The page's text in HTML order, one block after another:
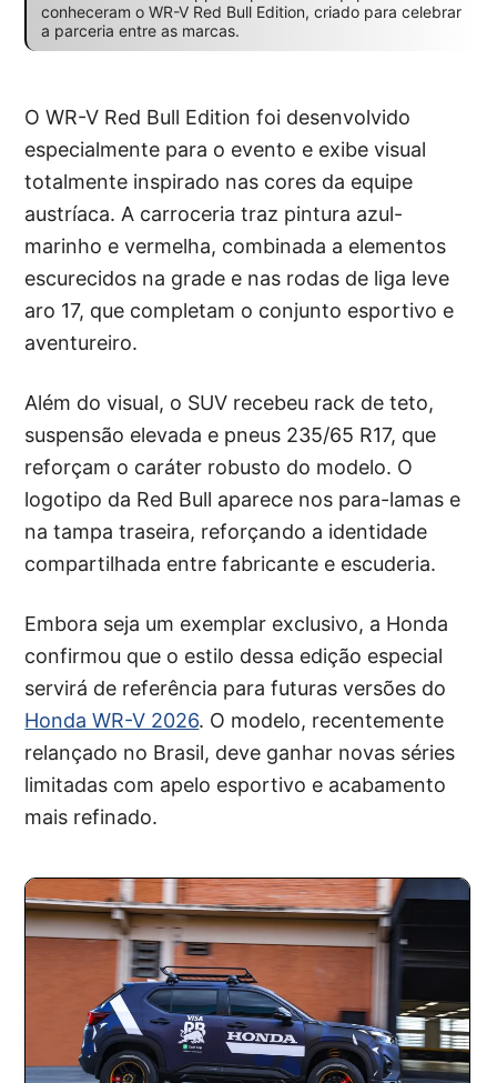
conheceram o WR-V Red Bull Edition, criado para celebrar
a parceria entre as marcas.
O WR-V Red Bull Edition foi desenvolvido
especialmente para o evento e exibe visual
totalmente inspirado nas cores da equipe
austríaca. A carroceria traz pintura azul-
marinho e vermelha, combinada a elementos
escurecidos na grade e nas rodas de liga leve
aro 17, que completam o conjunto esportivo e
aventureiro.
Além do visual, o SUV recebeu rack de teto,
suspensão elevada e pneus 235/65 R17, que
reforçam o caráter robusto do modelo. O
logotipo da Red Bull aparece nos para-lamas e
na tampa traseira, reforçando a identidade
compartilhada entre fabricante e escuderia.
Embora seja um exemplar exclusivo, a Honda
confirmou que o estilo dessa edição especial
servirá de referência para futuras versões do
Honda WR-V 2026. O modelo, recentemente
relançado no Brasil, deve ganhar novas séries
limitadas com apelo esportivo e acabamento
mais refinado.